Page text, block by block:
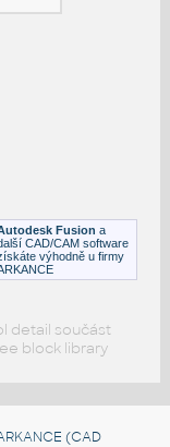
14
Fusion a
CAD/CAM software
výhodně u firmy
detail součást
block library
(CAD